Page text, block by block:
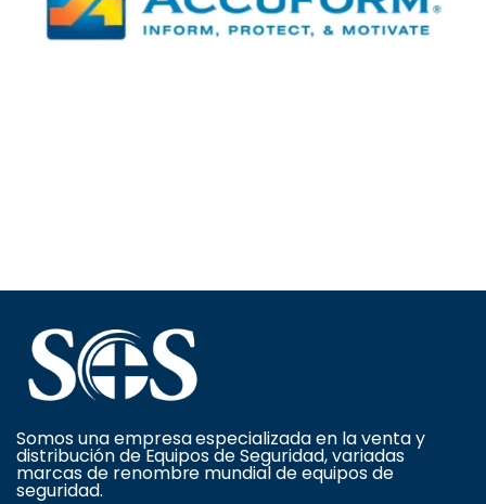
Somos una empresa especializada en la venta y
distribución de Equipos de Seguridad, variadas
marcas de renombre mundial de equipos de
seguridad.